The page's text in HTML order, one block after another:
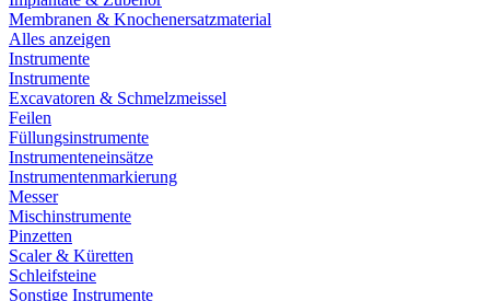
Membranen & Knochenersatzmaterial
Alles anzeigen
Instrumente
Instrumente
Excavatoren & Schmelzmeissel
Feilen
Füllungsinstrumente
Instrumenteneinsätze
Instrumentenmarkierung
Messer
Mischinstrumente
Pinzetten
Scaler & Küretten
Schleifsteine
Sonstige Instrumente